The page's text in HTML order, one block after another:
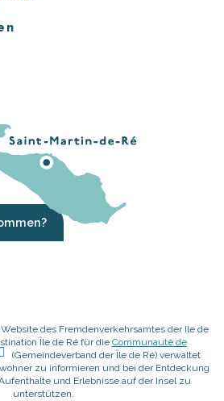
des Fremdenverkehrsamtes der Ile de
Île de Ré für die Communauté de
(Gemeindeverband der Île de Ré) verwaltet
zu informieren und bei der Entdeckung
und Erlebnisse auf der Insel zu
unterstützen.